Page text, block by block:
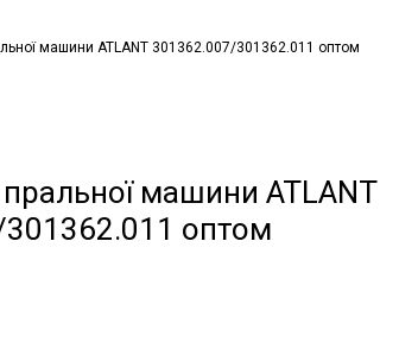
машини ATLANT 301362.007/301362.011 оптом
машини ATLANT
оптом